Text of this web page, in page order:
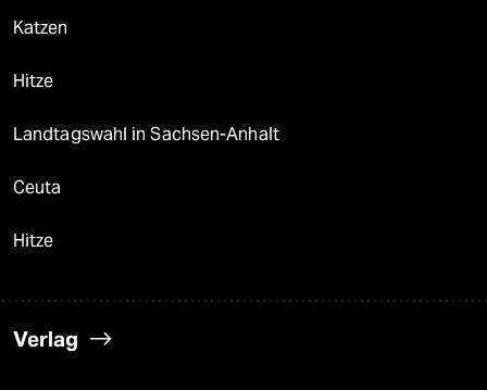
Katzen
Hitze
Landtagswahl in Sachsen-Anhalt
Ceuta
Hitze
Verlag